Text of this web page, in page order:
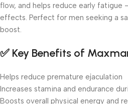
flow, and helps reduce early fatigue
effects. Perfect for men seeking a
boost.
✅ Key Benefits of
Helps reduce premature ejaculation
Increases stamina and endurance
Boosts overall physical energy and